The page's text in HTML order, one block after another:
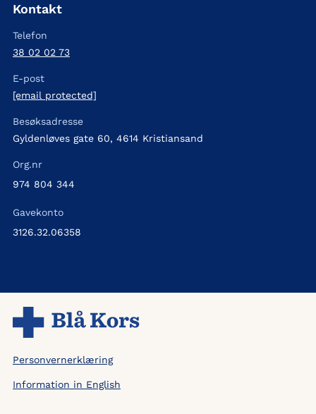
Kontakt
Telefon
38 02 02 73
E-post
[email protected]
Besøksadresse
Gyldenløves gate 60, 4614 Kristiansand
Org.nr
974 804 344
Gavekonto
3126.32.06358
Personvernerklæring
Information in English